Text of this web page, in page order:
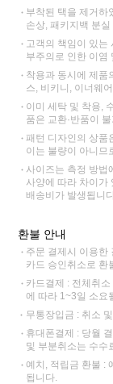
부착된 택을 제거하
손상, 패키지백 분실
고객의 책임이 있는
부주의로 인한 이염
착용과 동시에 제품
스, 비키니, 이너웨
이미 세탁 및 착용,
품은 교환·반품이
패턴 디자인의 상품
이는 불량이 아니므
사이즈는 측정 방법
사양에 따라 차이가
배송비가 발생됩니
환불 안내
주문 결제시 이용한
카드 승인취소로 환
카드결제 : 전체취
에 따라 1~3일 소요
무통장입금 : 취소
휴대폰결제 : 당월
및 부분취소는 수수
예치, 적립금 환불 :
됩니다.